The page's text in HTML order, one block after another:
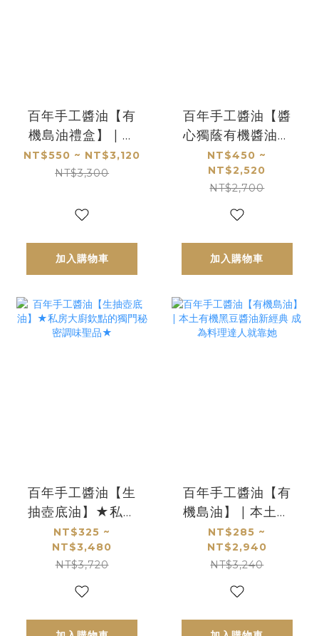
百年手工醬油【有
機島油禮盒】 | 精
選本土黑豆匠心研
製 最有台灣味的有
NT$550 ~ NT$3,120
NT$3,300
加入購物車
百年手工醬油【醬
心獨蔭有機醬油禮
盒】 | 送禮要心機
醬油就要有機
NT$450 ~
NT$2,520
NT$2,700
加入購物車
百年手工醬油【生
抽壺底油】★私房
大廚欽點的獨門秘
密調味聖品★
NT$325 ~
NT$3,480
NT$3,720
百年手工醬油【有
機島油】 | 本土有
機黑豆醬油新經典
成為料理達人就靠
她
NT$285 ~
NT$2,940
NT$3,240